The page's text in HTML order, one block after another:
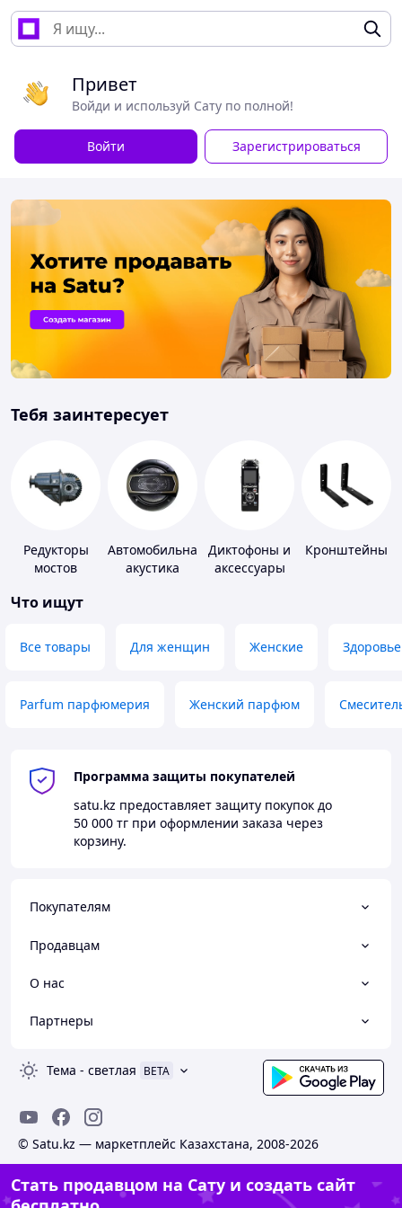
Привет
Войди и используй Сату по полной!
Войти Зарегистрироваться
Тебя заинтересует
Редукторы
мостов
Автомобильная
акустика
Диктофоны и
аксессуары
Кронштейны
Что ищут
Все товары Для женщин Женские Здоровье
Parfum парфюмерия Женский парфюм
Программа защиты покупателей
satu.kz предоставляет защиту покупок до
50 000 тг при оформлении заказа через
корзину.
Покупателям
Продавцам
О нас
Партнеры
Тема - светлая BETA
© Satu.kz — маркетплейс Казахстана, 2008-2026
Стать продавцом на Сату и создать сайт